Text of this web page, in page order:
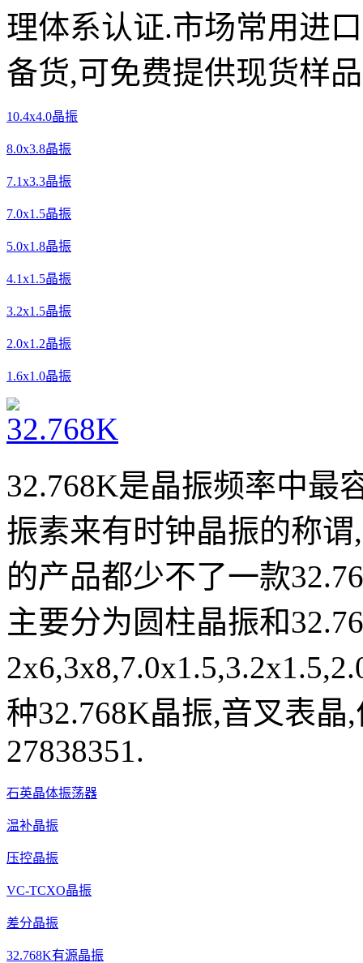
理体系认证.市场常用进
备货,可免费提供现货样
10.4x4.0晶振
8.0x3.8晶振
7.1x3.3晶振
7.0x1.5晶振
5.0x1.8晶振
4.1x1.5晶振
3.2x1.5晶振
2.0x1.2晶振
1.6x1.0晶振
32.768K是晶振频率中最
振素来有时钟晶振的称
的产品都少不了一款
主要分为圆柱晶振和
种32.768K晶振,音叉表晶
27838351.
石英晶体振荡器
温补晶振
压控晶振
VC-TCXO晶振
差分晶振
32.768K有源晶振